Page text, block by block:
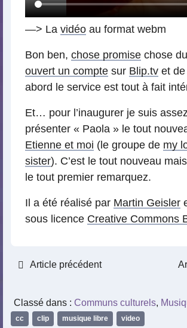
—> La vidéo au format webm
Bon ben, chose promise chose
ouvert un compte sur Blip.tv et
abord le service est tout à fait
Et… pour l’inaugurer je suis
présenter « Paola » le tout
Etienne et moi (le groupe de my
sister). C’est le tout nouveau
le tout premier remarquez.
Il a été réalisé par Martin Geisler
sous licence Creative Commons
Article précédent
Classé dans : Communs culturels,
cc clip musique libre video